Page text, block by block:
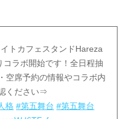
トカフェスタンドHareza
ラボ開始です！全日程抽
空席予約の情報やコラボ内
ください⇒
格 #第五舞台 #第五舞台